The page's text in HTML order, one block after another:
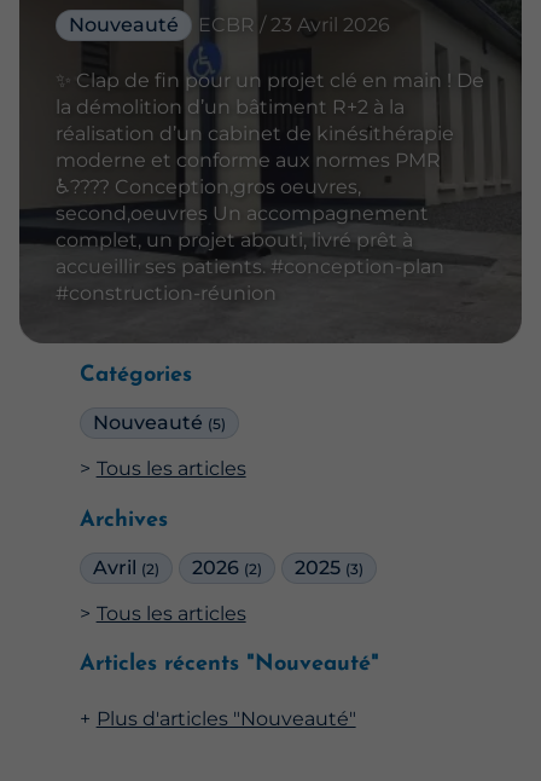
Catégories
Nouveauté (5)
Tous les articles
Archives
Avril (2) 2026 (2) 2025 (3)
Tous les articles
Articles récents "Nouveauté"
Plus d'articles "Nouveauté"
Nouveauté ECBR / 23 Avril 2026
✨ Clap de fin pour un projet clé en main ! De
la démolition d’un bâtiment R+2 à la
réalisation d’un cabinet de kinésithérapie
moderne et conforme aux normes PMR
♿️????️ Conception,gros oeuvres,
second,oeuvres Un accompagnement
complet, un projet abouti, livré prêt à
accueillir ses patients. #conception-plan
#construction-réunion